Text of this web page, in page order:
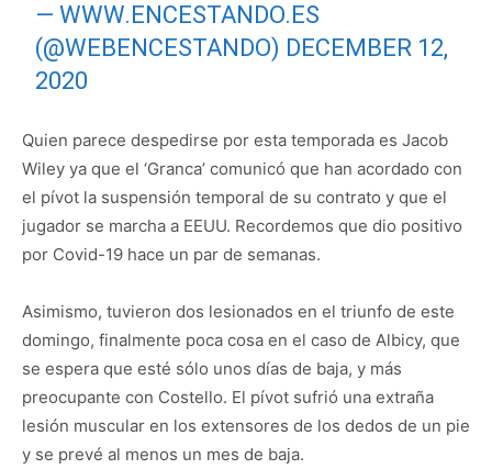
— WWW.ENCESTANDO.ES
(@WEBENCESTANDO) DECEMBER 12,
2020
Quien parece despedirse por esta temporada es Jacob
Wiley ya que el ‘Granca’ comunicó que han acordado con
el pívot la suspensión temporal de su contrato y que el
jugador se marcha a EEUU. Recordemos que dio positivo
por Covid-19 hace un par de semanas.
Asimismo, tuvieron dos lesionados en el triunfo de este
domingo, finalmente poca cosa en el caso de Albicy, que
se espera que esté sólo unos días de baja, y más
preocupante con Costello. El pívot sufrió una extraña
lesión muscular en los extensores de los dedos de un pie
y se prevé al menos un mes de baja.